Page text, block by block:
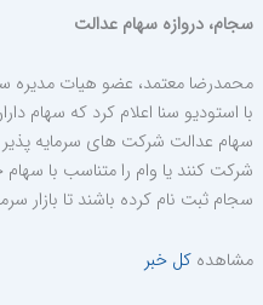
سجام، دروازه سهام عدالت
محمدرضا معتمد، عضو هیات مدیره
با استودیو سنا اعلام کرد که سهام
سهام عدالت شرکت های سرمایه پذیر
شرکت کنند یا وام را متناسب با
سجام ثبت نام کرده باشند تا بازار
مشاهده کل خبر